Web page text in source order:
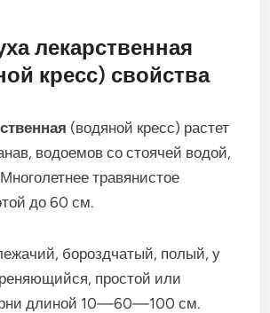
лекарственная
кресс) свойства
(водяной кресс) растет
водоемов со стоячей водой,
травянистое
до 60 см.
бороздчатый, полый, у
простой или
длиной 10—60—100 см.